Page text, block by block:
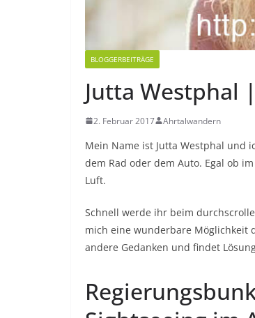
BLOGGERBEITRÄGE
Jutta Westphal
2. Februar 2017 Ahrtalwandern
Mein Name ist Jutta Westphal und
dem Rad oder dem Auto. Egal ob
Luft.
Schnell werde ihr beim
mich eine wunderbare Möglichkeit
andere Gedanken und findet